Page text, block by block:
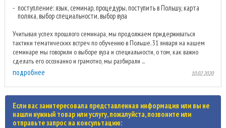
поступление: язык, семинар, процедуры, поступить в Польшу, карта
поляка, выбор специальности, выбор вуза
Учитывая успех прошлого семинара, мы продолжаем придерживаться
тактики тематических встреч по обучению в Польше. 31 января на нашем
семинаре мы говорили о выборе вуза и специальности, о том, как важно
сделать его осознанно и грамотно, мы разбирали ...
подробнее 10.02.2020
Если вас заинтересовала представленная информация или вы не
нашли нужный товар или услугу, пожалуйста, позвоните или
отправьте запрос на консультацию: